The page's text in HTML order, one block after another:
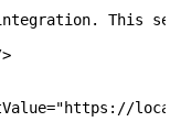
integration. This
="https://